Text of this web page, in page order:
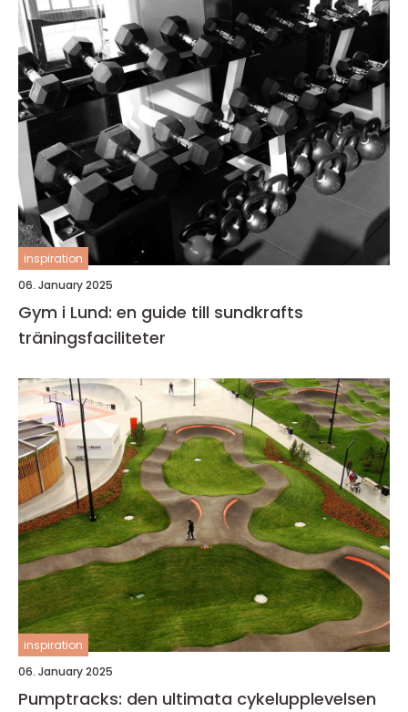
inspiration
06. January 2025
Gym i Lund: en guide till sundkrafts
träningsfaciliteter
inspiration
06. January 2025
Pumptracks: den ultimata cykelupplevelsen